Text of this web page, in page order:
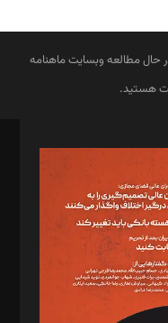
حال مطالعه وبسایت ماهنامه
هستید.